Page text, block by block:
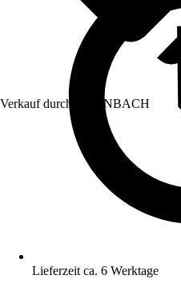
Verkauf durch: HORNBACH
Lieferzeit ca. 6 Werktage